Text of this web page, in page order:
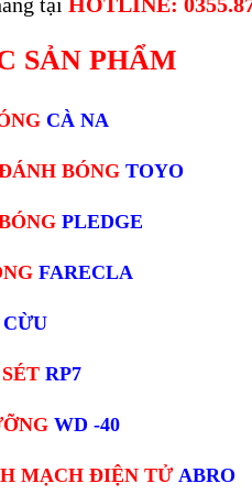
SẢN PHẨM
CÀ NA
BÓNG TOYO
PLEDGE
FARECLA
RP7
WD -40
MẠCH ĐIỆN TỬ ABRO